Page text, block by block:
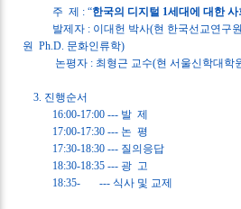
주 제 : “한국의 디지털 1세대에 대한
발제자 : 이대헌 박사(현 한국선교연구
원 Ph.D. 문화인류학)
논평자 : 최형근 교수(현 서울신학대학
3. 진행순서
16:00-17:00 --- 발 제
17:00-17:30 --- 논 평
17:30-18:30 --- 질의응답
18:30-18:35 --- 광 고
18:35-
---식사 및 교제